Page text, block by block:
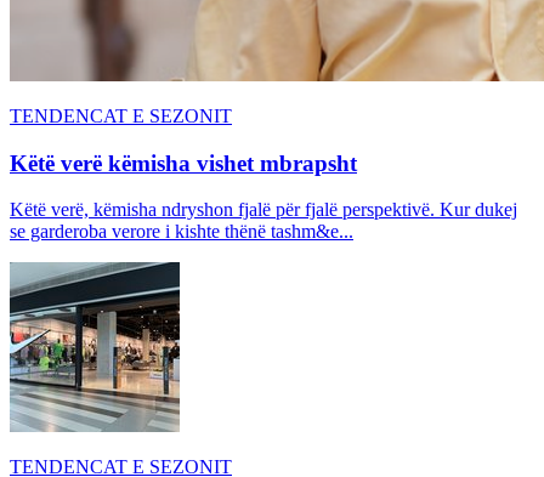
TENDENCAT E SEZONIT
Këtë verë këmisha vishet mbrapsht
Këtë verë, këmisha ndryshon fjalë për fjalë perspektivë. Kur dukej
se garderoba verore i kishte thënë tashm&e...
TENDENCAT E SEZONIT